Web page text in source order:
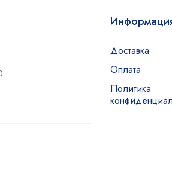
Доставка
Оплата
Политика